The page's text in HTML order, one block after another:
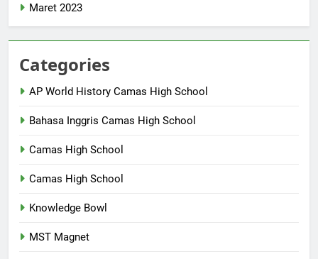
Maret 2023
Categories
AP World History Camas High School
Bahasa Inggris Camas High School
Camas High School
Camas High School
Knowledge Bowl
MST Magnet